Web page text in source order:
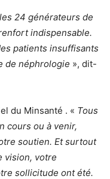
les 24 générateurs de
indispensable.
patients insuffisants
de néphrologie », dit-
du Minsanté . « Tous
cours ou à venir,
soutien. Et surtout
vision, votre
sollicitude ont été.